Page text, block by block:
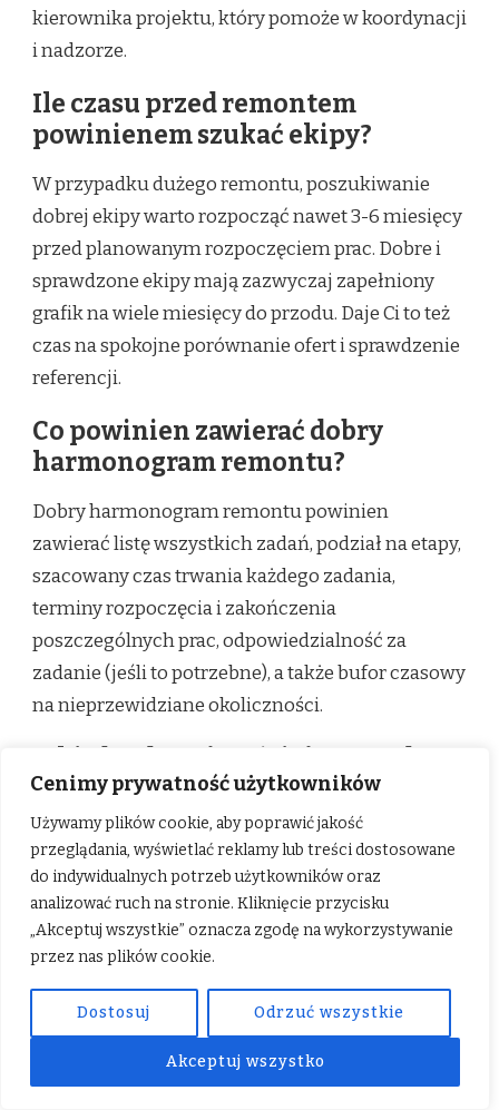
Cenimy prywatność użytkowników
Używamy plików cookie, aby poprawić jakość
przeglądania, wyświetlać reklamy lub treści dostosowane
do indywidualnych potrzeb użytkowników oraz
analizować ruch na stronie. Kliknięcie przycisku
„Akceptuj wszystkie” oznacza zgodę na wykorzystywanie
przez nas plików cookie.
Dostosuj Odrzuć wszystkie
Akceptuj wszystko
kierownika projektu, który pomoże w koordynacji
i nadzorze.
Ile czasu przed remontem
powinienem szukać ekipy?
W przypadku dużego remontu, poszukiwanie
dobrej ekipy warto rozpocząć nawet 3-6 miesięcy
przed planowanym rozpoczęciem prac. Dobre i
sprawdzone ekipy mają zazwyczaj zapełniony
grafik na wiele miesięcy do przodu. Daje Ci to też
czas na spokojne porównanie ofert i sprawdzenie
referencji.
Co powinien zawierać dobry
harmonogram remontu?
Dobry harmonogram remontu powinien
zawierać listę wszystkich zadań, podział na etapy,
szacowany czas trwania każdego zadania,
terminy rozpoczęcia i zakończenia
poszczególnych prac, odpowiedzialność za
zadanie (jeśli to potrzebne), a także bufor czasowy
na nieprzewidziane okoliczności.
do opóźnień?
Najczęstsze błędy prowadzące do opóźnień to:
brak szczegółowego planu, niedoszacowanie
czasu trwania poszczególnych prac, brak buforu
czasowego, opóźnienia w dostawach materiałów,
brak jasnej komunikacji z wykonawcą, częste
zmiany w projekcie w trakcie prac oraz
niedoszacowanie budżetu, co prowadzi do
przestojów finansowych.